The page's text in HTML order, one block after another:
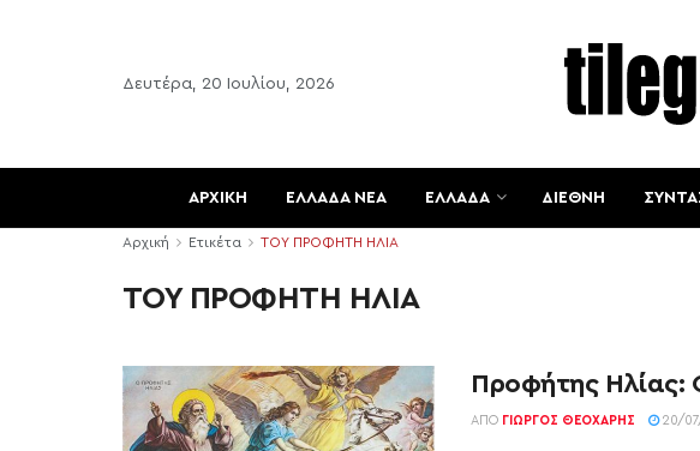
Δευτέρα, 20 Ιουλίου, 2026
ΑΡΧΙΚΗ ΕΛΛΑΔΑ ΝΕΑ ΕΛΛΑΔΑ ΔΙΕΘΝΗ
Αρχική Ετικέτα ΤΟΥ ΠΡΟΦΗΤΗ ΗΛΙΑ
ΤΟΥ ΠΡΟΦΗΤΗ ΗΛΙΑ
Προφήτης Ηλίας:
ΑΠΌ ΓΙΏΡΓΟΣ ΘΕΟΧΆΡΗΣ 20/